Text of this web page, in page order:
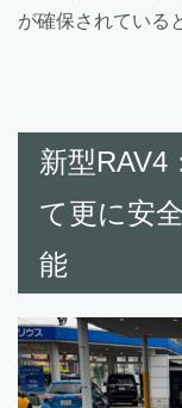
が確保されている
新型RAV4
て更に安
能